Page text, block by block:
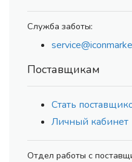
Служба заботы:
Поставщикам
Стать
Личный кабинет
Отдел работы с